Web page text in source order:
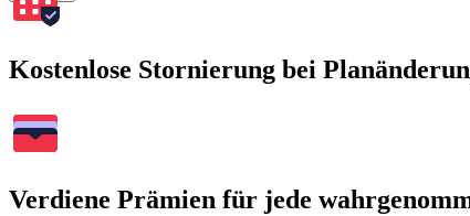
Kostenlose Stornierung bei
Verdiene Prämien für jede